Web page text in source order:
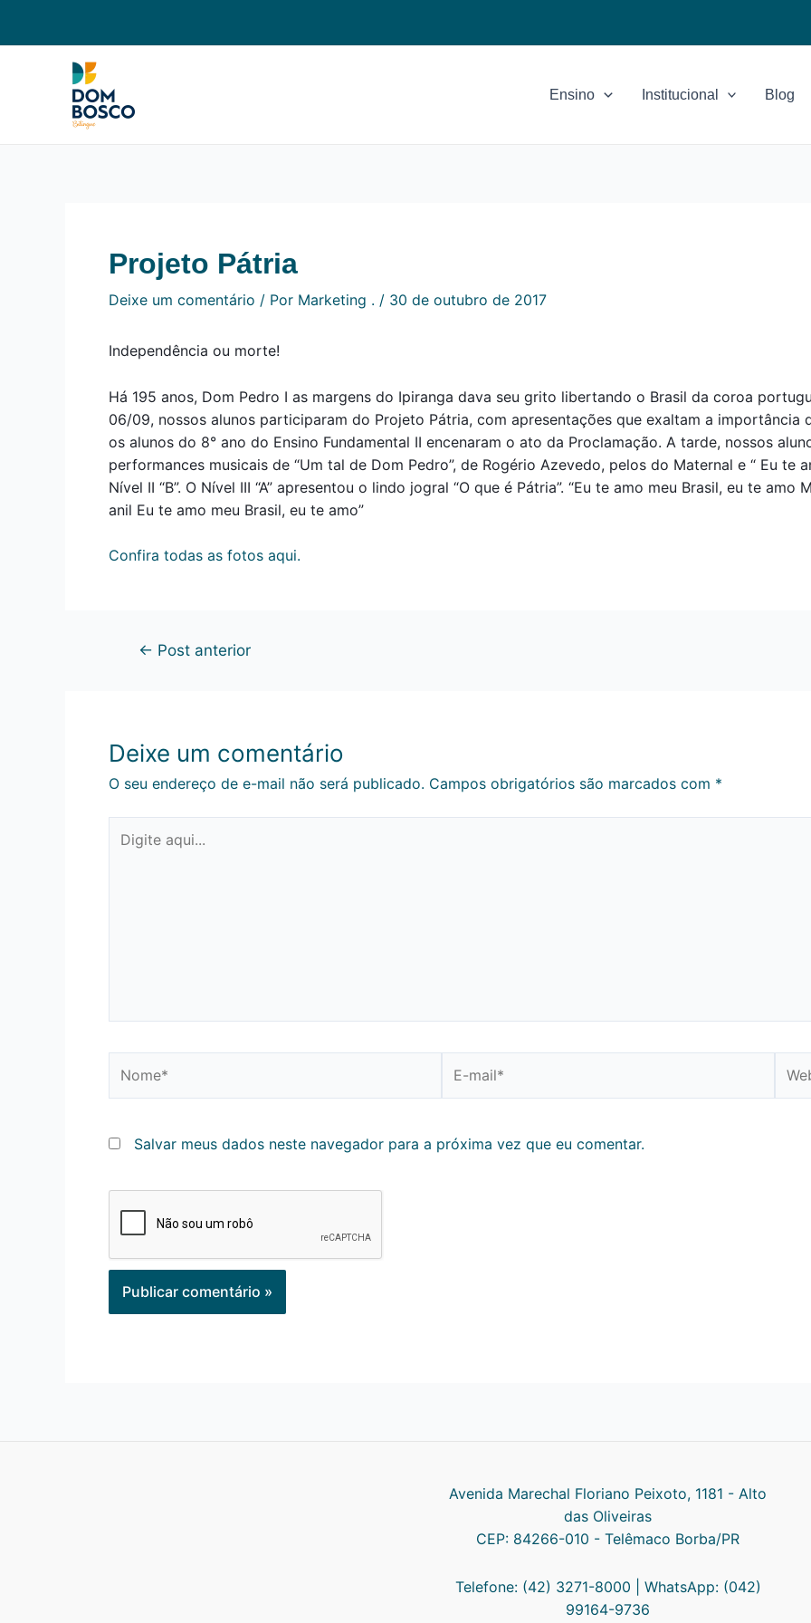
Ensino Institucional Blog
Projeto Pátria
Deixe um comentário / Por Marketing . / 30 de outubro de 2017
Independência ou morte!
Há 195 anos, Dom Pedro I as margens do Ipiranga dava seu grito libertando o Brasil da coroa
06/09, nossos alunos participaram do Projeto Pátria, com apresentações que exaltam a importância
os alunos do 8° ano do Ensino Fundamental II encenaram o ato da Proclamação. A tarde, nossos
performances musicais de “Um tal de Dom Pedro”, de Rogério Azevedo, pelos do Maternal e “ Eu te
Nível II “B”. O Nível III “A” apresentou o lindo jogral “O que é Pátria”. “Eu te amo meu Brasil, eu te
anil Eu te amo meu Brasil, eu te amo”
Confira todas as fotos aqui.
← Post anterior
Deixe um comentário
O seu endereço de e-mail não será publicado. Campos obrigatórios são marcados com *
aqui...
mail*
Salvar meus dados neste navegador para a próxima vez que eu comentar.
Avenida Marechal Floriano Peixoto, 1181 - Alto
das Oliveiras
CEP: 84266-010 - Telêmaco Borba/PR
Telefone: (42) 3271-8000 | WhatsApp: (042)
99164-9736